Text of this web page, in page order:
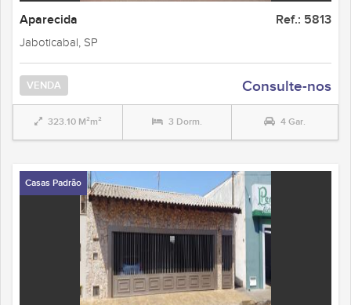
Aparecida Ref.: 5813
Jaboticabal, SP
VENDA Consulte-nos
323.10 M²m² 3 Dorm. 4 Gar.
Casas Padrão